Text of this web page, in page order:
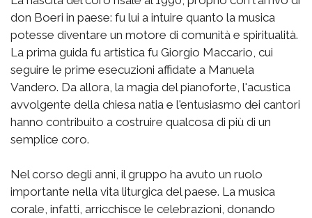
don Boeri in paese: fu lui a intuire quanto la musica
potesse diventare un motore di comunità e spiritualità.
La prima guida fu artistica fu Giorgio Maccario, cui
seguire le prime esecuzioni affidate a Manuela
Vandero. Da allora, la magia del pianoforte, l'acustica
avvolgente della chiesa natia e l'entusiasmo dei cantori
hanno contribuito a costruire qualcosa di più di un
semplice coro.
Nel corso degli anni, il gruppo ha avuto un ruolo
importante nella vita liturgica del paese. La musica
corale, infatti, arricchisce le celebrazioni, donando